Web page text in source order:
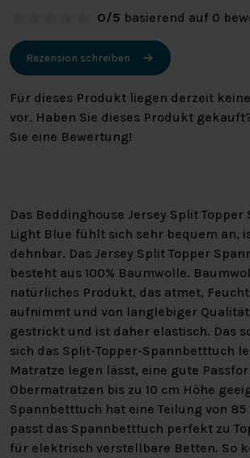
0/5 basierend auf 0
Rezension schreiben
Für dieses Produkt liegen derzeit
vor. Haben Sie dieses Produkt
Sie eine Bewertung!
Das Beddinghouse Jersey Split
Light Blue fühlt sich sehr bequem an,
dehnbar. Das Jersey Split Topper
besteht aus 100% Baumwolle.
natürliches Produkt, das atmet,
aufnimmt und von langlebiger Qualität
gestrickt und ist daher elastisch. Das
sich das Split-Topper-Spannbetttuch
Matratze legen lässt, eine gute
Obermatratzen bis zu 10 cm Höhe
Spannbetttuch hat eine Teilung von 85
passt das Spannbetttuch perfekt zu
für elektrisch verstellbare Betten. So